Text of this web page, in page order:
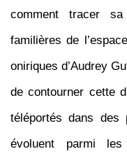
comment tracer
familières de
oniriques d’Audrey
de contourner cette
téléportés dans des
évoluent parmi